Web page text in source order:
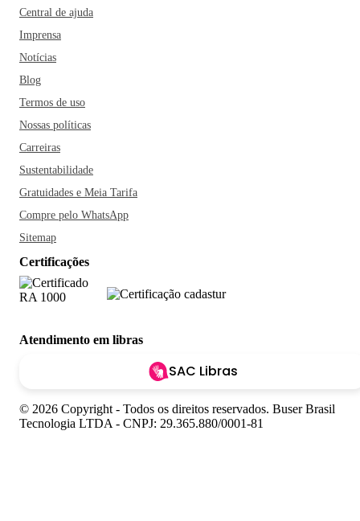
Central de ajuda
Imprensa
Notícias
Blog
Termos de uso
Nossas políticas
Carreiras
Sustentabilidade
Gratuidades e Meia Tarifa
Compre pelo WhatsApp
Sitemap
Certificações
Atendimento em libras
SAC Libras
© 2026 Copyright - Todos os direitos reservados. Buser Brasil
Tecnologia LTDA - CNPJ: 29.365.880/0001-81